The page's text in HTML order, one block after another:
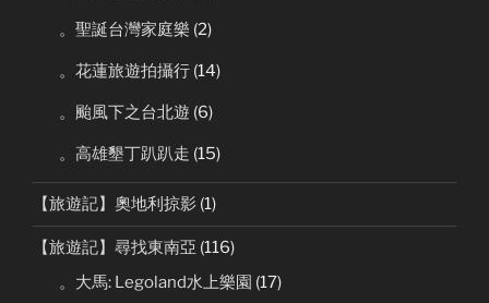
。聖誕台灣家庭樂 (2)
。花蓮旅遊拍攝行 (14)
。颱風下之台北遊 (6)
。高雄墾丁趴趴走 (15)
【旅遊記】奧地利掠影 (1)
【旅遊記】尋找東南亞 (116)
。大馬: Legoland水上樂園 (17)